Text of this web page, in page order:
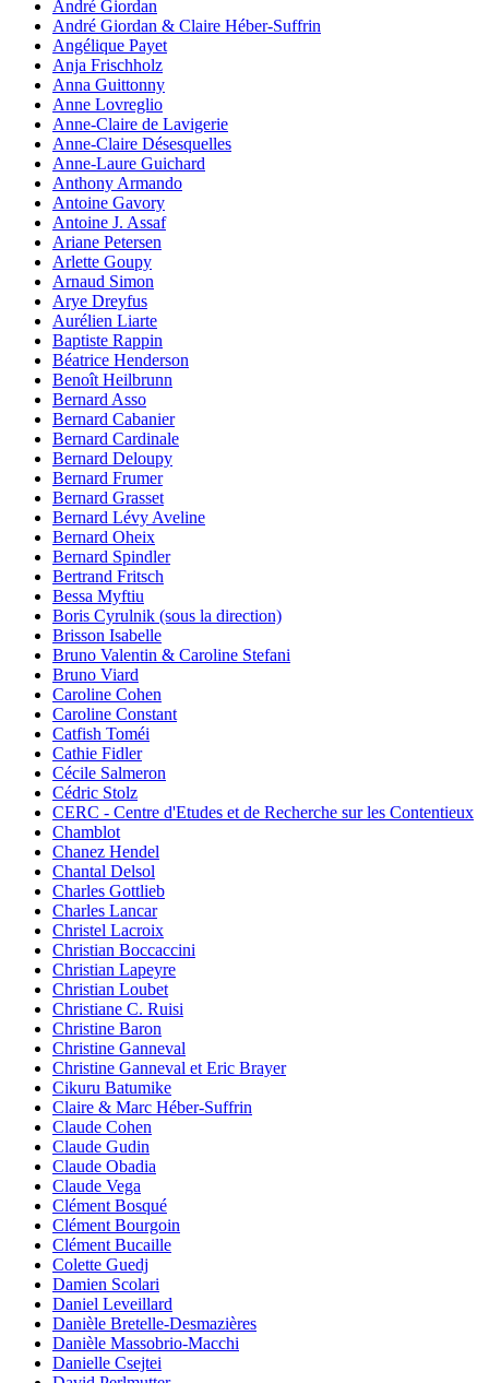
André Giordan
André Giordan & Claire Héber-Suffrin
Angélique Payet
Anja Frischholz
Anna Guittonny
Anne Lovreglio
Anne-Claire de Lavigerie
Anne-Claire Désesquelles
Anne-Laure Guichard
Anthony Armando
Antoine Gavory
Antoine J. Assaf
Ariane Petersen
Arlette Goupy
Arnaud Simon
Arye Dreyfus
Aurélien Liarte
Baptiste Rappin
Béatrice Henderson
Benoît Heilbrunn
Bernard Asso
Bernard Cabanier
Bernard Cardinale
Bernard Deloupy
Bernard Frumer
Bernard Grasset
Bernard Lévy Aveline
Bernard Oheix
Bernard Spindler
Bertrand Fritsch
Bessa Myftiu
Boris Cyrulnik (sous la direction)
Brisson Isabelle
Bruno Valentin & Caroline Stefani
Bruno Viard
Caroline Cohen
Caroline Constant
Catfish Toméi
Cathie Fidler
Cécile Salmeron
Cédric Stolz
CERC - Centre d'Etudes et de Recherche sur les Contentieux
Chamblot
Chanez Hendel
Chantal Delsol
Charles Gottlieb
Charles Lancar
Christel Lacroix
Christian Boccaccini
Christian Lapeyre
Christian Loubet
Christiane C. Ruisi
Christine Baron
Christine Ganneval
Christine Ganneval et Eric Brayer
Cikuru Batumike
Claire & Marc Héber-Suffrin
Claude Cohen
Claude Gudin
Claude Obadia
Claude Vega
Clément Bosqué
Clément Bourgoin
Clément Bucaille
Colette Guedj
Damien Scolari
Daniel Leveillard
Danièle Bretelle-Desmazières
Danièle Massobrio-Macchi
Danielle Csejtei